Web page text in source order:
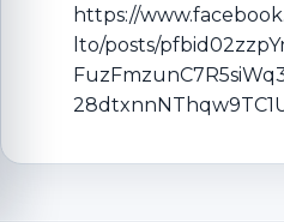
https://
lto/posts/